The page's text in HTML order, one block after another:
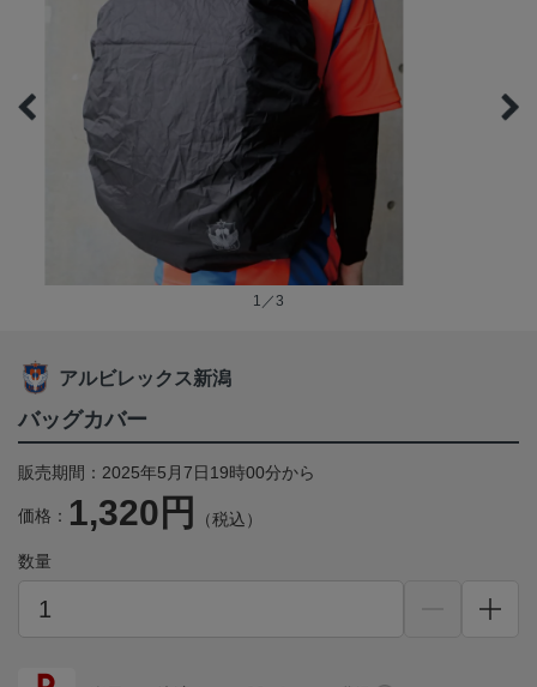
1／3
アルビレックス新潟
バッグカバー
販売期間：2025年5月7日19時00分から
価格： 1,320円 （税込）
数量